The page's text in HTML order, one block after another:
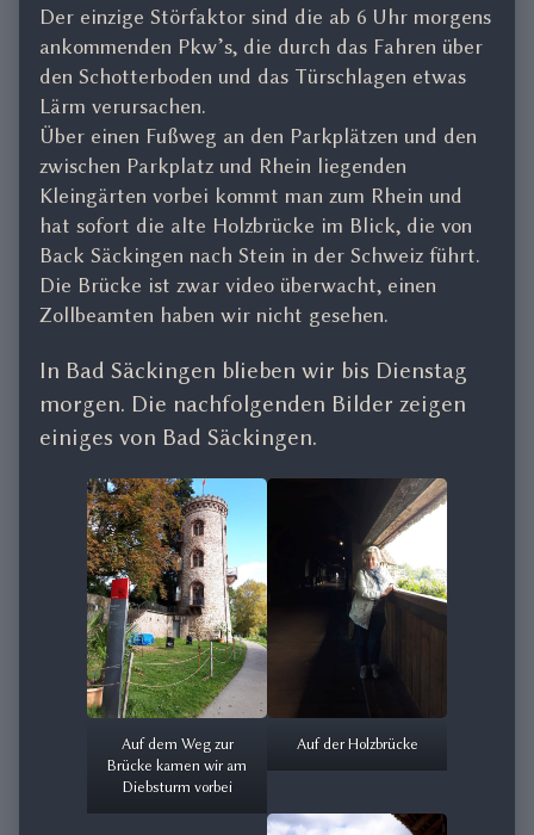
Der einzige Störfaktor sind die ab 6 Uhr morgens
ankommenden Pkw’s, die durch das Fahren über
den Schotterboden und das Türschlagen etwas
Lärm verursachen.
Über einen Fußweg an den Parkplätzen und den
zwischen Parkplatz und Rhein liegenden
Kleingärten vorbei kommt man zum Rhein und
hat sofort die alte Holzbrücke im Blick, die von
Back Säckingen nach Stein in der Schweiz führt.
Die Brücke ist zwar video überwacht, einen
Zollbeamten haben wir nicht gesehen.
In Bad Säckingen blieben wir bis Dienstag
morgen. Die nachfolgenden Bilder zeigen
einiges von Bad Säckingen.
Auf dem Weg zur
Brücke kamen wir am
Diebsturm vorbei
Auf der Holzbrücke